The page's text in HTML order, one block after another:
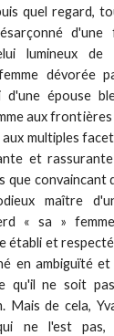
quel regard,
d'une
lumineux de
dévorée
épouse
aux
multiples
et
que convaincant
maître
« sa »
établi et
en ambiguïté
qu'il ne soit
Mais de cela,
ne l'est pas,